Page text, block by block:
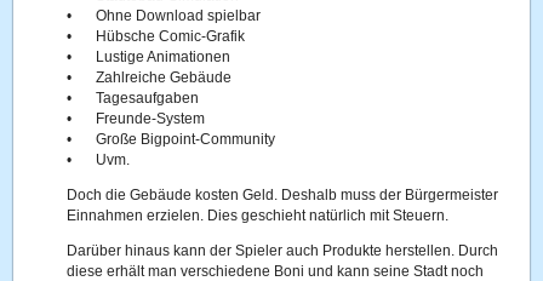
•
Ohne Download spielbar
•
Hübsche Comic-Grafik
•
Lustige Animationen
•
Zahlreiche Gebäude
•
Tagesaufgaben
•
Freunde-System
•
Große Bigpoint-Community
•
Uvm.
Doch die Gebäude kosten Geld. Deshalb muss der Bürgermeister
Einnahmen erzielen. Dies geschieht natürlich mit Steuern.
Darüber hinaus kann der Spieler auch Produkte herstellen. Durch
diese erhält man verschiedene Boni und kann seine Stadt noch